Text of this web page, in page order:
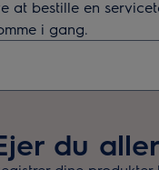
at bestille en
i gang.
du